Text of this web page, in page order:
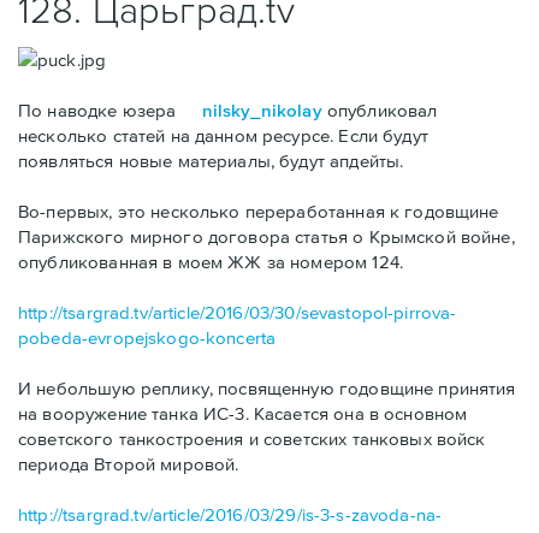
128. Царьград.tv
По наводке юзера nilsky_nikolayопубликовал
несколько статей на данном ресурсе. Если будут
появляться новые материалы, будут апдейты.
Во-первых, это несколько переработанная к годовщине
Парижского мирного договора статья о Крымской войне,
опубликованная в моем ЖЖ за номером 124.
http://tsargrad.tv/article/2016/03/30/sevastopol-pirrova-
pobeda-evropejskogo-koncerta
И небольшую реплику, посвященную годовщине принятия
на вооружение танка ИС-3. Касается она в основном
советского танкостроения и советских танковых войск
периода Второй мировой.
http://tsargrad.tv/article/2016/03/29/is-3-s-zavoda-na-